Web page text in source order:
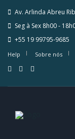
Av. Arlinda Abreu
Seg à Sex 8h00 -
+55 19 99795-9685
Help Sobre nós